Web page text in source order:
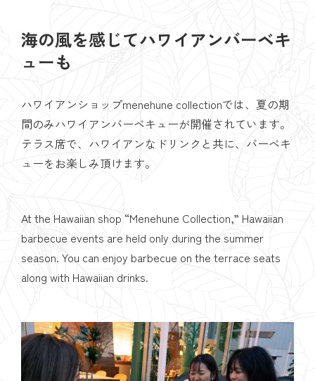
海の風を感じてハワイアンバーベキ
ューも
ハワイアンショップmenehune collectionでは、夏の期
間のみハワイアンバーベキューが開催されています。
テラス席で、ハワイアンなドリンクと共に、バーベキ
ューをお楽しみ頂けます。
At the Hawaiian shop “Menehune Collection,” Hawaiian
barbecue events are held only during the summer
season. You can enjoy barbecue on the terrace seats
along with Hawaiian drinks.